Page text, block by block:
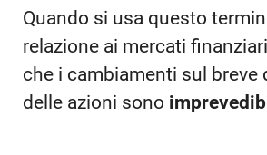
Quando si usa questo
relazione ai mercati
che i cambiamenti sul breve
delle azioni sono